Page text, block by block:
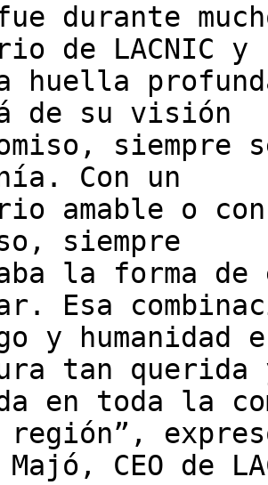
durante
de LACNIC y
huella
de su visión
Con un
amable o
siempre
la forma
Esa
y
tan
en toda la
región”,
Majó, CEO de